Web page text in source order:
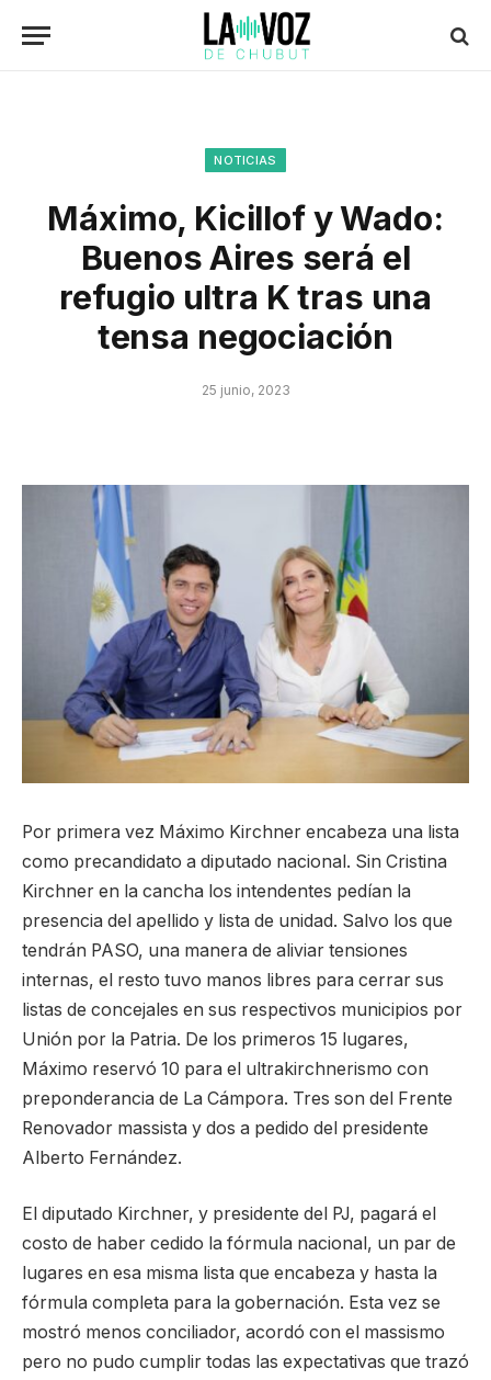
NOTICIAS
Máximo, Kicillof y Wado:
Buenos Aires será el
refugio ultra K tras una
tensa negociación
25 junio, 2023
Por primera vez Máximo Kirchner encabeza una lista
como precandidato a diputado nacional. Sin Cristina
Kirchner en la cancha los intendentes pedían la
presencia del apellido y lista de unidad. Salvo los que
tendrán PASO, una manera de aliviar tensiones
internas, el resto tuvo manos libres para cerrar sus
listas de concejales en sus respectivos municipios por
Unión por la Patria. De los primeros 15 lugares,
Máximo reservó 10 para el ultrakirchnerismo con
preponderancia de La Cámpora. Tres son del Frente
Renovador massista y dos a pedido del presidente
Alberto Fernández.
El diputado Kirchner, y presidente del PJ, pagará el
costo de haber cedido la fórmula nacional, un par de
lugares en esa misma lista que encabeza y hasta la
fórmula completa para la gobernación. Esta vez se
mostró menos conciliador, acordó con el massismo
pero no pudo cumplir todas las expectativas que trazó